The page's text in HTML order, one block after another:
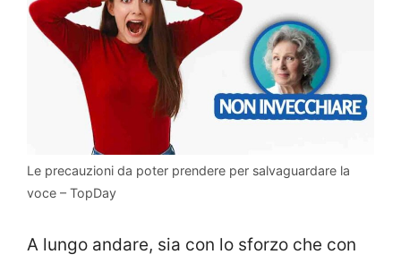
Le precauzioni da poter prendere per salvaguardare la
voce – TopDay
A lungo andare, sia con lo sforzo che con